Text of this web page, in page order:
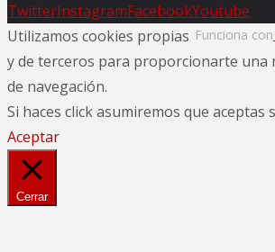
TwitterInstagramFacebookYoutube
Funciona con
Utilizamos cookies propias
y de terceros para proporcionarte una
de navegación.
Si haces click asumiremos que aceptas
Aceptar
Cerrar